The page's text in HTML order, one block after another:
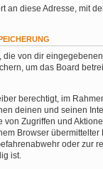
an diese Adresse, mit
die von dir
um das Board
berechtigt, im
deinen und seinen
von Zugriffen und
Browser übermittelter
oder zur
ist.